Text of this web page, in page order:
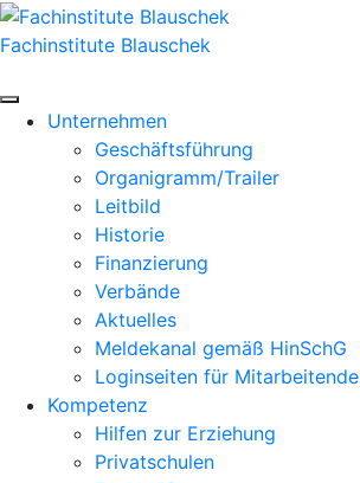
Zum
Inhalt
Fachinstitute Blauschek
Unternehmen
Geschäftsführung
Organigramm/Trailer
Leitbild
Historie
Finanzierung
Verbände
Aktuelles
Meldekanal gemäß HinSchG
Loginseiten für Mitarbeitende
Kompetenz
Hilfen zur Erziehung
Privatschulen